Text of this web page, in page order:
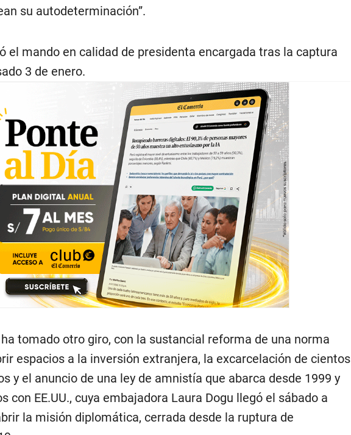
su autodeterminación”.
el mando en calidad de presidenta encargada tras la captura
3 de enero.
tomado otro giro, con la sustancial reforma de una norma
espacios a la inversión extranjera, la excarcelación de cientos
y el anuncio de una ley de amnistía que abarca desde 1999 y
con EE.UU., cuya embajadora Laura Dogu llegó el sábado a
la misión diplomática, cerrada desde la ruptura de